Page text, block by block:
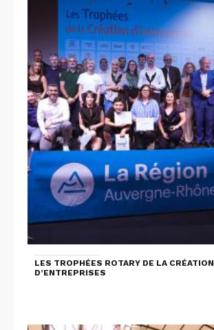
LES TROPHÉES ROTARY DE LA CRÉATION
D’ENTREPRISES